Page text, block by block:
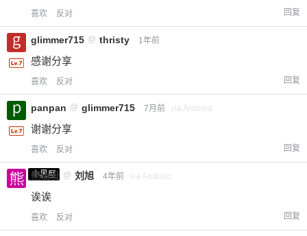
喜欢 反对 回复
glimmer715 @ thristy 1年前
感谢分享
喜欢 反对 回复
panpan @ glimmer715 7月前 via Android
谢谢分享
喜欢 反对 回复
小黑屋
熊出没 @ 刘旭 4年前 via Android
诶诶
喜欢 反对 回复